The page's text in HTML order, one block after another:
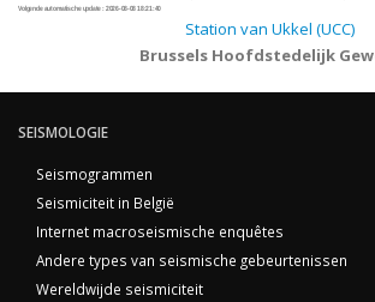
Volgende automatische update : 2026-08-08 18:21:40
Station van Ukkel (UCC)
Brussels Hoofdstedelijk
SEISMOLOGIE
Seismogrammen
Seismiciteit in België
Internet macroseismische enquêtes
Andere types van seismische gebeurtenissen
Wereldwijde seismiciteit